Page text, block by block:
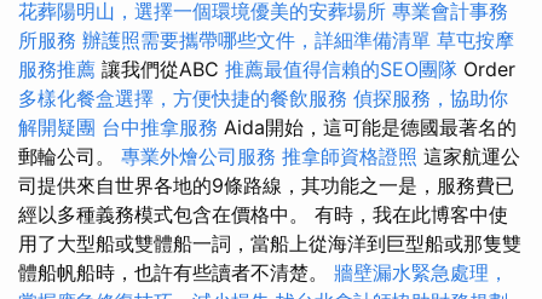
花葬陽明山，選擇一個環境優美的安葬場所 專業會計事務
所服務 辦護照需要攜帶哪些文件，詳細準備清單 草屯按摩
服務推薦 讓我們從ABC 推薦最值得信賴的SEO團隊 Order
多樣化餐盒選擇，方便快捷的餐飲服務 偵探服務，協助你
解開疑團 台中推拿服務 Aida開始，這可能是德國最著名的
郵輪公司。 專業外燴公司服務 推拿師資格證照 這家航運公
司提供來自世界各地的9條路線，其功能之一是，服務費已
經以多種義務模式包含在價格中。 有時，我在此博客中使
用了大型船或雙體船一詞，當船上從海洋到巨型船或那隻雙
體船帆船時，也許有些讀者不清楚。 牆壁漏水緊急處理，